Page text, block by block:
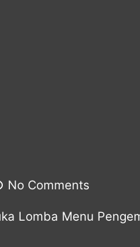
No Comments
Lomba Menu